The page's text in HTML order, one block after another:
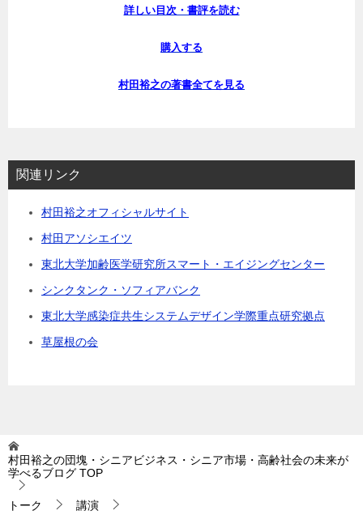
詳しい目次・書評を読む
購入する
村田裕之の著書全てを見る
関連リンク
村田裕之オフィシャルサイト
村田アソシエイツ
東北大学加齢医学研究所スマート・エイジングセンター
シンクタンク・ソフィアバンク
東北大学感染症共生システムデザイン学際重点研究拠点
草屋根の会
村田裕之の団塊・シニアビジネス・シニア市場・高齢社会の未来が
学べるブログ TOP
トーク 講演